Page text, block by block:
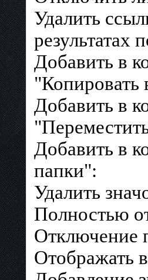
Удалить
результатах
Добавить в
"Копировать
Добавить в
Добавить в
папки":
Удалить
Полностью
Отключение
Отображать